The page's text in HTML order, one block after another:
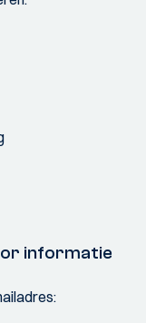
informatie